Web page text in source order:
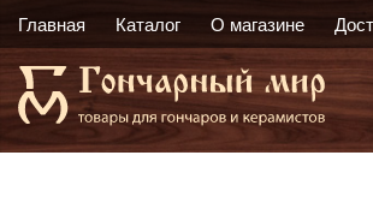
Главная Каталог О магазине